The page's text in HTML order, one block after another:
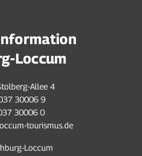
Loccum
Allee 4
30006 9
30006 0
tourismus.de
Loccum